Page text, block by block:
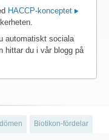
HACCP-konceptet
automatiskt sociala
hittar du i vår blogg på
Biotikon-fördelar